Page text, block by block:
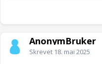
AnonymBruker
Skrevet 18. mai 2025